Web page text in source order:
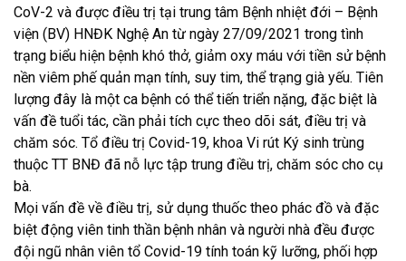
CoV-2 và được điều trị tại trung tâm Bệnh nhiệt đới – Bệnh
viện (BV) HNĐK Nghệ An từ ngày 27/09/2021 trong tình
trạng biểu hiện bệnh khó thở, giảm oxy máu với tiền sử bệnh
nền viêm phế quản mạn tính, suy tim, thể trạng già yếu. Tiên
lượng đây là một ca bệnh có thể tiến triển nặng, đặc biệt là
vấn đề tuổi tác, cần phải tích cực theo dõi sát, điều trị và
chăm sóc. Tổ điều trị Covid-19, khoa Vi rút Ký sinh trùng
thuộc TT BNĐ đã nỗ lực tập trung điều trị, chăm sóc cho cụ
bà.
Mọi vấn đề về điều trị, sử dụng thuốc theo phác đồ và đặc
biệt động viên tinh thần bệnh nhân và người nhà đều được
đội ngũ nhân viên tổ Covid-19 tính toán kỹ lưỡng, phối hợp